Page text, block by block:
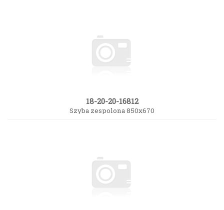
18-20-20-16812
Szyba zespolona 850x670